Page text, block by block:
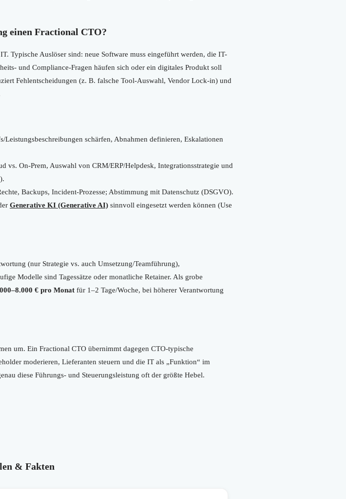
einen Fractional CTO?
Typische Auslöser sind: neue Software muss eingeführt werden, die IT-
und Compliance-Fragen häufen sich oder ein digitales Produkt soll
Fehlentscheidungen (z. B. falsche Tool-Auswahl, Vendor Lock-in) und
Leistungsbeschreibungen schärfen, Abnahmen definieren, Eskalationen
vs. On-Prem, Auswahl von CRM/ERP/Helpdesk, Integrationsstrategie und
).
Backups, Incident-Prozesse; Abstimmung mit Datenschutz (DSGVO).
Generative KI (Generative AI) sinnvoll eingesetzt werden können (Use
(nur Strategie vs. auch Umsetzung/Teamführung),
Modelle sind Tagessätze oder monatliche Retainer. Als grobe
€ pro Monat für 1–2 Tage/Woche, bei höherer Verantwortung
um. Ein Fractional CTO übernimmt dagegen CTO-typische
moderieren, Lieferanten steuern und die IT als „Funktion“ im
diese Führungs- und Steuerungsleistung oft der größte Hebel.
& Fakten